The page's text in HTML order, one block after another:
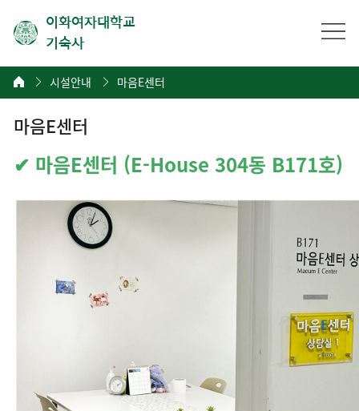
이화여자대학교
기숙사
시설안내 마음E센터
마음E센터
✔ 마음E센터 (E-House 304동 B171호)